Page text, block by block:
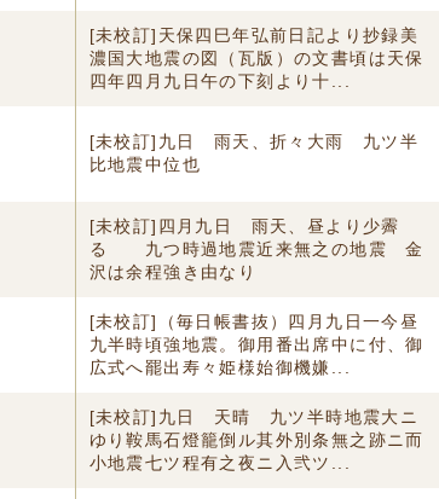
[未校訂]天保四巳年弘前日記より抄録美
濃国大地震の図（瓦版）の文書頃は天保
四年四月九日午の下刻より十...
[未校訂]九日 雨天、折々大雨 九ツ半
比地震中位也
[未校訂]四月九日 雨天、昼より少霽
るゝ 九つ時過地震近来無之の地震 金
沢は余程強き由なり
[未校訂]（毎日帳書抜）四月九日一今昼
九半時頃強地震。御用番出席中に付、御
広式へ罷出寿々姫様始御機嫌...
[未校訂]九日 天晴 九ツ半時地震大ニ
ゆり鞍馬石燈籠倒ル其外別条無之跡ニ而
小地震七ツ程有之夜ニ入弐ツ...